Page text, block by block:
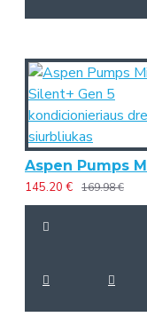
145.20 € 169.98 €